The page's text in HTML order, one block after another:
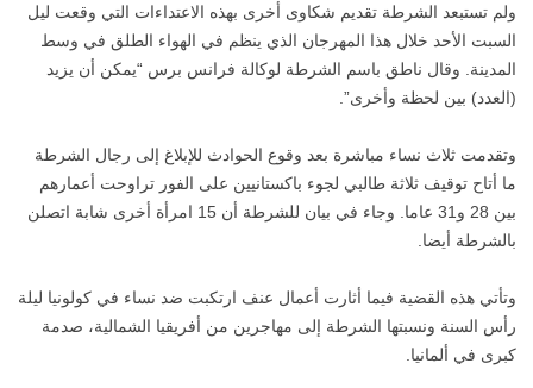
ولم تستبعد الشرطة تقديم شكاوى أخرى بهذه الاعتداءات التي وقعت ليل
السبت الأحد خلال هذا المهرجان الذي ينظم في الهواء الطلق في وسط
المدينة. وقال ناطق باسم الشرطة لوكالة فرانس برس “يمكن أن يزيد
(العدد) بين لحظة وأخرى”.
وتقدمت ثلاث نساء مباشرة بعد وقوع الحوادث للإبلاغ إلى رجال الشرطة
ما أتاح توقيف ثلاثة طالبي لجوء باكستانيين على الفور تراوحت أعمارهم
بين 28 و31 عاما. وجاء في بيان للشرطة أن 15 امرأة أخرى شابة اتصلن
بالشرطة أيضا.
وتأتي هذه القضية فيما أثارت أعمال عنف ارتكبت ضد نساء في كولونيا ليلة
رأس السنة ونسبتها الشرطة إلى مهاجرين من أفريقيا الشمالية، صدمة
كبرى في ألمانيا.